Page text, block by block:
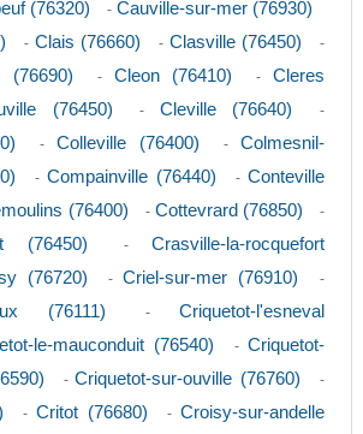
(76320) - Cauville-sur-mer (76930)
- Clais (76660) - Clasville (76450) -
(76690) - Cleon (76410) -Cleres
(76450) - Cleville (76640) -
- Colleville (76400) -Colmesnil-
- Compainville (76440) -Conteville
(76400) - Cottevrard (76850) -
(76450) -Crasville-la-rocquefort
(76720) -Criel-sur-mer (76910) -
(76111) -Criquetot-l'esneval
le-mauconduit (76540) -Criquetot-
-Criquetot-sur-ouville (76760) -
- Critot (76680) -Croisy-sur-andelle